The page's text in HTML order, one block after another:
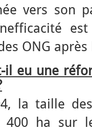
vers son
ONG
il eu une
la taille
ha sur